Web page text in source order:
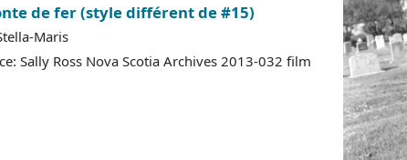
de fer (style différent de #15)
Maris
Sally Ross Nova Scotia Archives 2013-032 film